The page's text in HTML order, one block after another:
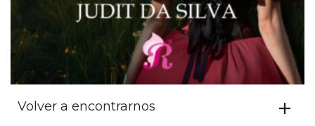
Volver a encontrarnos